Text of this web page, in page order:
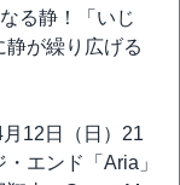
る静！「いじ
が繰り広げる
12日（日）21
エンド「Aria」